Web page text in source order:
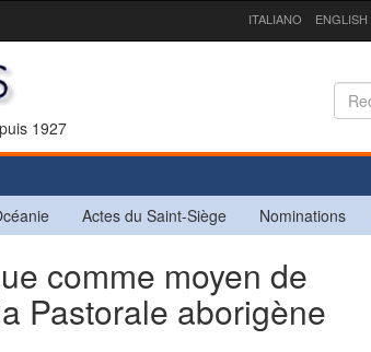
ITALIANO ENGLISH
1927
Actes du Saint-Siège Nominations
comme moyen de
Pastorale aborigène